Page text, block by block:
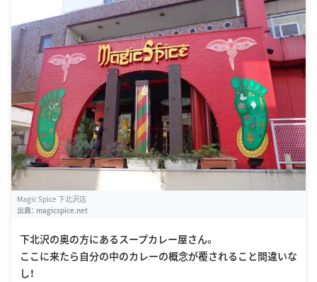
Magic Spice 下北沢店
出典： magicspice.net
下北沢の奥の方にあるスープカレー屋さん。
ここに来たら自分の中のカレーの概念が覆されること間違いな
し！